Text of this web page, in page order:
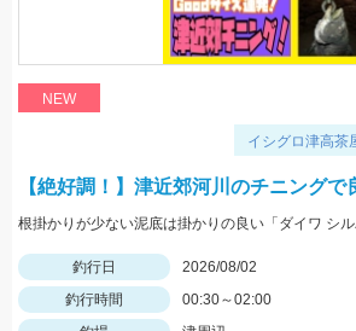
NEW
イシグロ津高茶
【絶好調！】津近郊河川のチニングで
釣行日
2026/08/02
釣行時間
00:30～02:00